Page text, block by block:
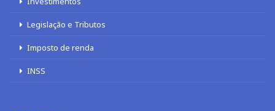
Legislação e Tributos
Imposto de renda
INSS